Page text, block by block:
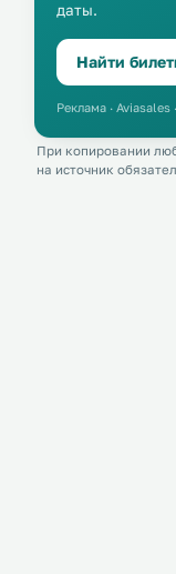
даты.
Найти
Реклама ·
При копировании
на источник